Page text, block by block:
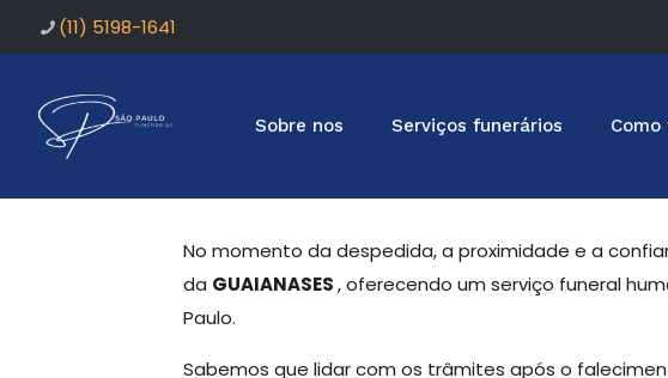
(11) 5198-1641
Sobre nos Serviços funerários Como
No momento da despedida, a proximidade e a
da GUAIANASES, oferecendo um serviço funeral
Paulo.
Sabemos que lidar com os trâmites após o